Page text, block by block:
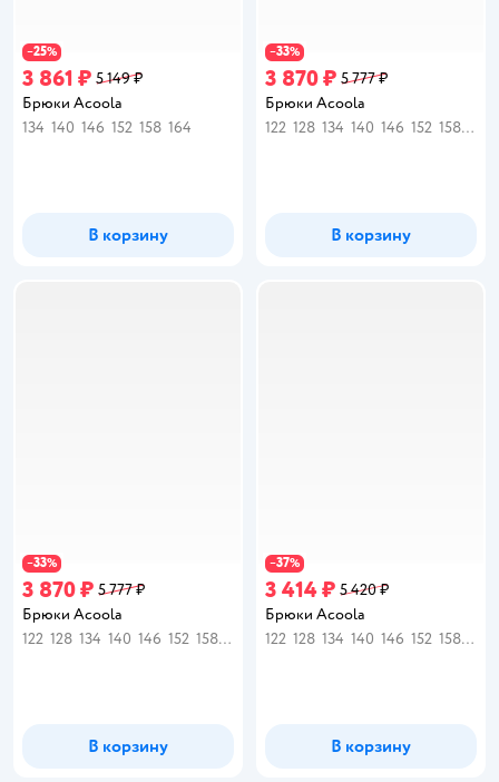
−25%
3 861 ₽ 5 149 ₽
Брюки Acoola
134 140 146 152 158 164
В корзину
−33%
3 870 ₽ 5 777 ₽
Брюки Acoola
122 128 134 140 146 152 158 164
В корзину
−33%
3 870 ₽ 5 777 ₽
Брюки Acoola
122 128 134 140 146 152 158 164 170
В корзину
−37%
3 414 ₽ 5 420 ₽
Брюки Acoola
122 128 134 140 146 152 158 164
В корзину